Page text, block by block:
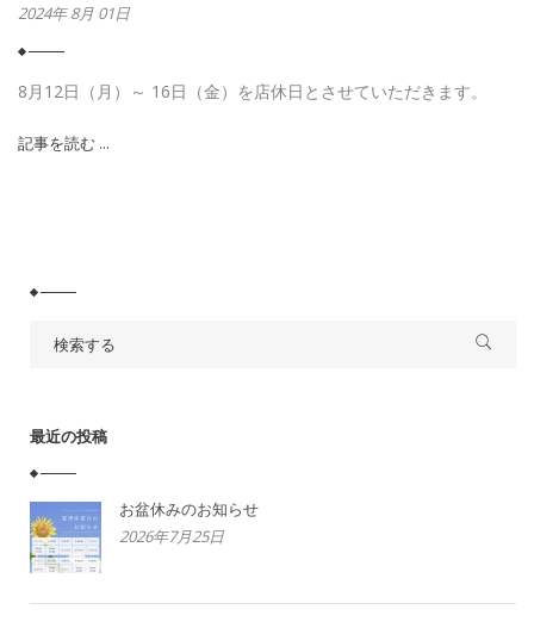
2024年 8月 01日
8月12日（月）～ 16日（金）を店休日とさせていただきます。
記事を読む ...
最近の投稿
お盆休みのお知らせ
2026年7月25日